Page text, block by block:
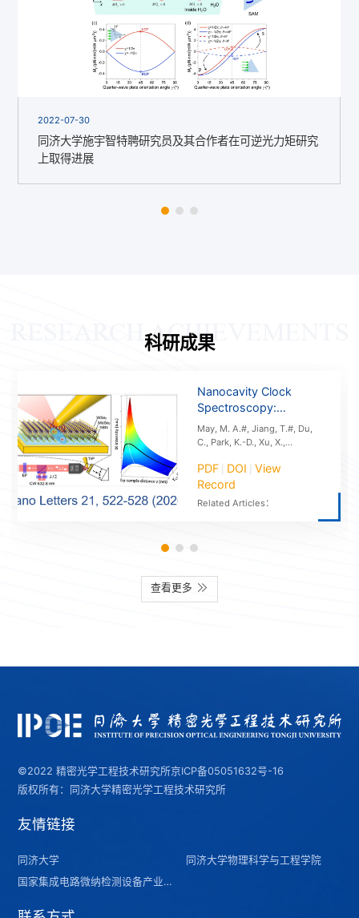
2022-07-30
同济大学施宇智特聘研究员及其合作者在可逆光力矩研究
上取得进展
科研成果
RESEARCH ACHIEVEMENTS
Nanocavity Clock
Spectroscopy:
Resolving Competing
Exciton Dynamics in
Heterobilayers
May, M. A.#, Jiang, T.#, Du,
C., Park, K.-D., Xu, X.,
B.*, Nanocavity clock
spectroscopy: resolving
competing exciton dynamics
heterobilayers. Nano Letters
(#Contributed equally).
PDF DOI
View
Record
Related Articles：
查看更多
©2022 精密光学工程技术研究所京ICP备05051632号-16
版权所有：同济大学精密光学工程技术研究所
友情链接
同济大学
同济大学物理科学与工程学院
国家集成电路微纳检测设备产业计量测试中心（上海）